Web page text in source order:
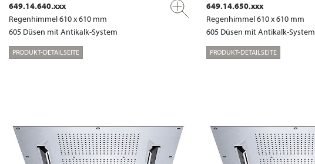
649.14.640.xxx
Regenhimmel 610 x 610 mm
605 Düsen mit Antikalk-System
PRODUKT-DETAILSEITE
649.14.650.xxx
Regenhimmel 610 x 610 mm
605 Düsen mit Antikalk-System
PRODUKT-DETAILSEITE